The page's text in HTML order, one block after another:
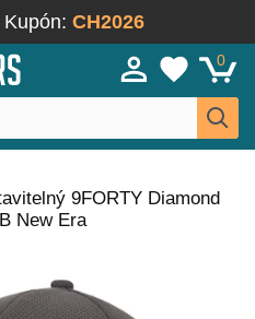
Kupón: CH2026
0
9FORTY Diamond
New Era